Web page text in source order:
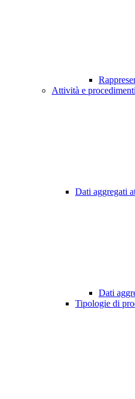
Attività e procedimenti
Dati aggregati
Dati
Tipologie di